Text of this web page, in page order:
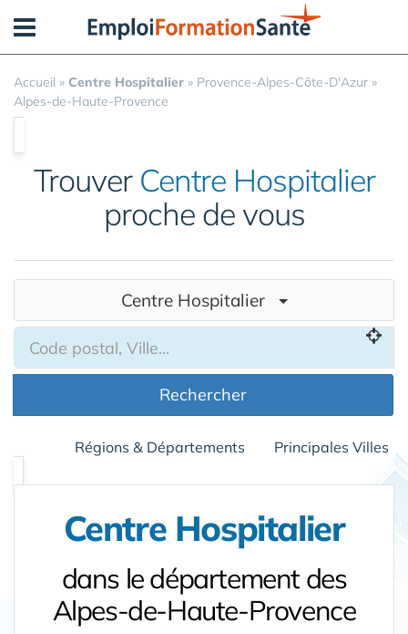
Accueil » Centre Hospitalier » Provence-Alpes-Côte-D'Azur »
Alpes-de-Haute-Provence
Trouver Centre Hospitalier
proche de vous
Centre Hospitalier
Rechercher
Régions & Départements Principales Villes
Centre Hospitalier
dans le département des
Alpes-de-Haute-Provence